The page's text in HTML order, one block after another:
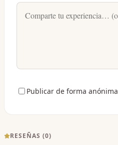
Publicar de forma anónima
RESEÑAS (0)